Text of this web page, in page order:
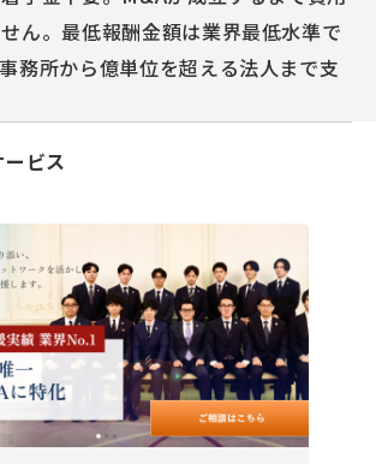
ん。最低報酬金額は業界最低水準で
務所から億単位を超える法人まで支
ビス